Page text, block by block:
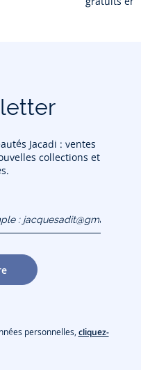
Jacadi : ventes
collections et
personnelles, cliquez-